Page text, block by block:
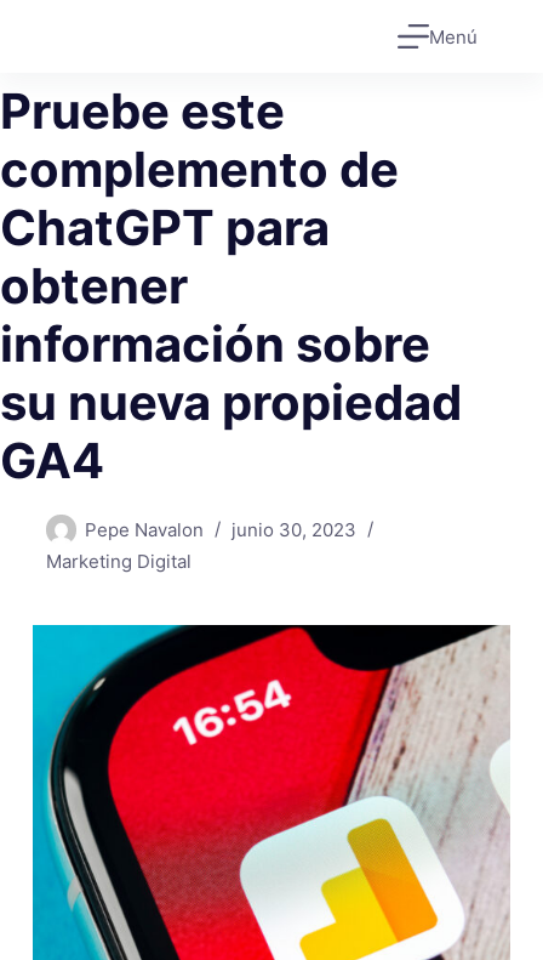
Menú
Pruebe este
complemento de
ChatGPT para
obtener
información sobre
su nueva propiedad
GA4
Pepe Navalon
junio 30, 2023
Marketing Digital